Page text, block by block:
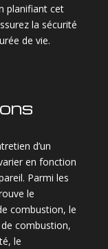
planifiant cet
la sécurité
de vie.
d’un
en fonction
Parmi les
le
combustion, le
combustion,
le